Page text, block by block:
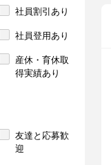
社員割引あり
社員登用あり
産休・育休取
得実績あり
友達と応募歓
迎